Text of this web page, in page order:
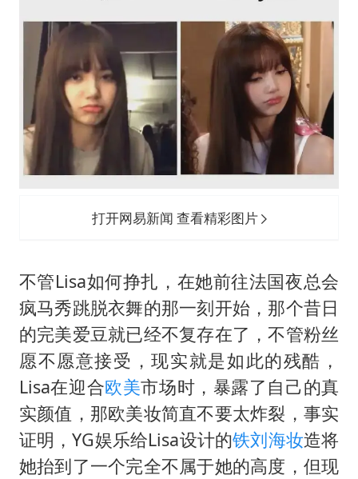
打开网易新闻 查看精彩图片
不管Lisa如何挣扎，在她前往法国夜总会
疯马秀跳脱衣舞的那一刻开始，那个昔日
的完美爱豆就已经不复存在了，不管粉丝
愿不愿意接受，现实就是如此的残酷，
Lisa在迎合欧美市场时，暴露了自己的真
实颜值，那欧美妆简直不要太炸裂，事实
证明，YG娱乐给Lisa设计的铁刘海妆造将
她抬到了一个完全不属于她的高度，但现